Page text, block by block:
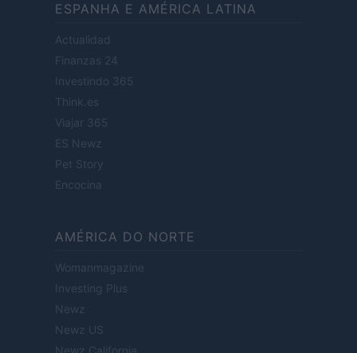
ESPANHA E AMÉRICA LATINA
Actualidad
Finanzas 24
Investindo 365
Think.es
Viajar 365
ES Newz
Pet Story
Encocina
AMÉRICA DO NORTE
Womanmagazine
Investing Plus
Newz
Newz US